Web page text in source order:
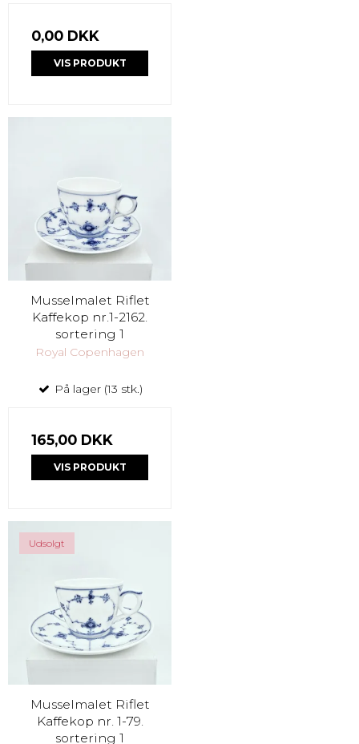
0,00 DKK
VIS PRODUKT
Musselmalet Riflet
Kaffekop nr.1-2162.
sortering 1
Royal Copenhagen
På lager (13 stk.)
165,00 DKK
VIS PRODUKT
Udsolgt
Musselmalet Riflet
Kaffekop nr. 1-79.
sortering 1